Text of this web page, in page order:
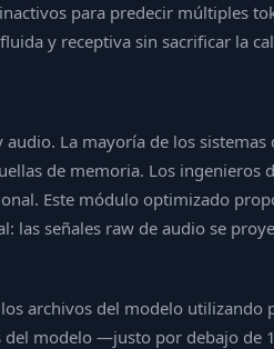
para predecir múltiples
y receptiva sin sacrificar la
La mayoría de los
de memoria. Los
Este módulo optimizado
las señales raw de audio se
archivos del modelo
modelo —justo por debajo